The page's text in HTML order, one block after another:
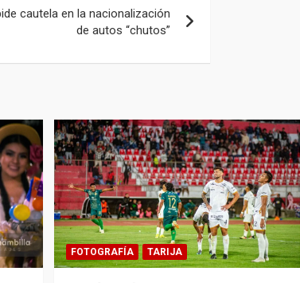
cautela en la nacionalización
de autos “chutos”
FOTOGRAFÍA TARIJA